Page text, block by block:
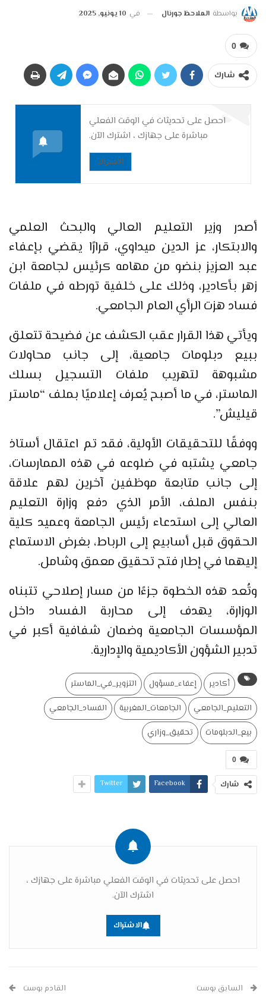
بواسطة الملاحظ جورنال في 10 يونيو, 2025
0
شارك
احصل على تحديثات في الوقت الفعلي
مباشرة على جهازك ، اشترك الآن.
الاشتراك
أصدر وزير التعليم العالي والبحث العلمي
والابتكار، عز الدين ميداوي، قرارًا يقضي بإعفاء
عبد العزيز بنضو من مهامه كرئيس لجامعة ابن
زهر بأكادير، وذلك على خلفية تورطه في ملفات
فساد هزت الرأي العام الجامعي.
ويأتي هذا القرار عقب الكشف عن فضيحة تتعلق
ببيع دبلومات جامعية، إلى جانب محاولات
مشبوهة لتهريب ملفات التسجيل بسلك
الماستر، في ما أصبح يُعرف إعلاميًا بملف “ماستر
قيليش”.
ووفقًا للتحقيقات الأولية، فقد تم اعتقال أستاذ
جامعي يشتبه في ضلوعه في هذه الممارسات،
إلى جانب متابعة موظفين آخرين لهم علاقة
بنفس الملف، الأمر الذي دفع وزارة التعليم
العالي إلى استدعاء رئيس الجامعة وعميد كلية
الحقوق قبل أسابيع إلى الرباط، بغرض الاستماع
إليهما في إطار فتح تحقيق معمق وشامل.
وتُعد هذه الخطوة جزءًا من مسار إصلاحي تتبناه
الوزارة، يهدف إلى محاربة الفساد داخل
المؤسسات الجامعية وضمان شفافية أكبر في
تدبير الشؤون الأكاديمية والإدارية.
أكادير إعفاء_مسؤول
التزوير_في_الماستر
التعليم_الجامعي
الجامعات_المغربية
الفساد_الجامعي
بيع_الدبلومات
تحقيق_وزاري
0
شارك Facebook
Twitter
احصل على تحديثات في الوقت الفعلي مباشرة على جهازك ،
اشترك الآن.
الاشتراك
السابق بوست القادم بوست